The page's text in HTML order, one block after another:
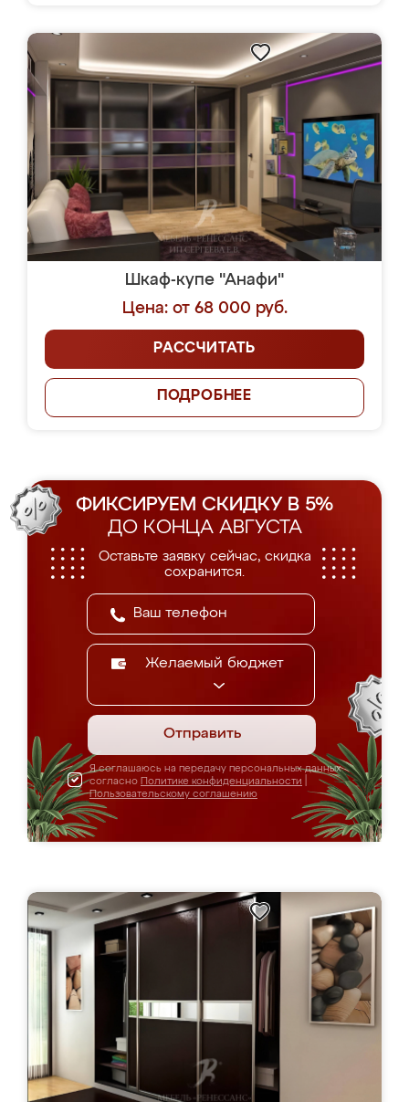
Шкаф-купе "Анафи"
Цена: от 68 000 руб.
РАССЧИТАТЬ
ПОДРОБНЕЕ
ФИКСИРУЕМ СКИДКУ В 5%
ДО КОНЦА АВГУСТА
Оставьте заявку сейчас, скидка
сохранится.
Желаемый бюджет
Отправить
Я соглашаюсь на передачу персональных данных
согласно Политике конфиденциальности
Пользовательскому соглашению